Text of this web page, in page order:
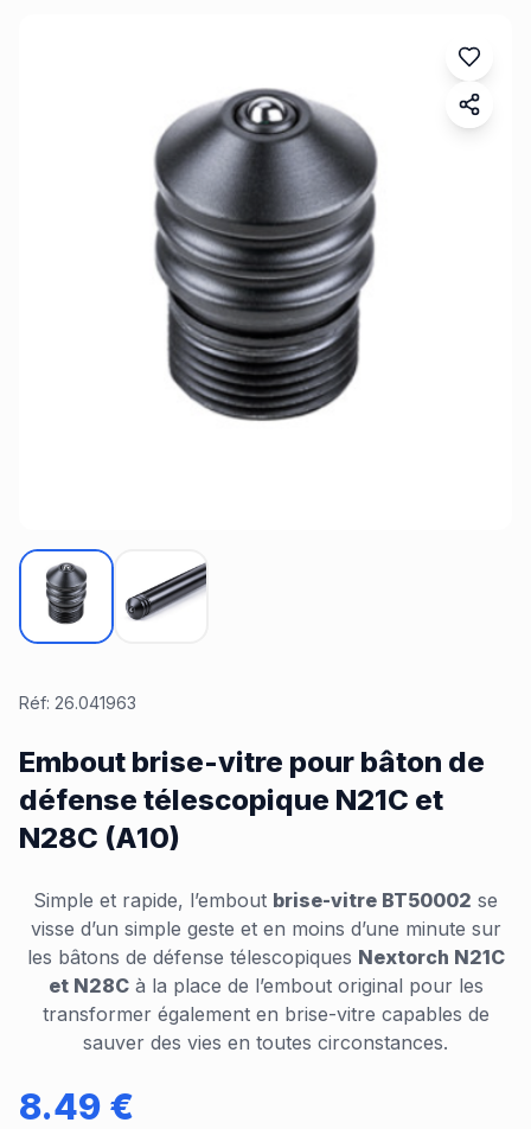
Réf: 26.041963
Embout brise-vitre pour bâton de
défense télescopique N21C et
N28C (A10)
Simple et rapide, l’embout brise-vitre BT50002 se
visse d’un simple geste et en moins d’une minute sur
les bâtons de défense télescopiques Nextorch N21C
et N28Cà la place de l’embout original pour les
transformer également en brise-vitre capables de
sauver des vies en toutes circonstances.
8.49 €